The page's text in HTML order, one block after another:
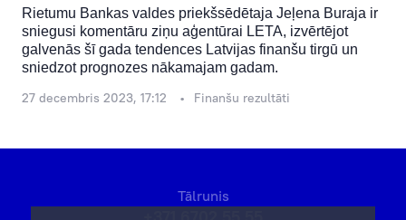
Rietumu Bankas valdes priekšsēdētaja Jeļena Buraja ir
sniegusi komentāru ziņu aģentūrai LETA, izvērtējot
galvenās šī gada tendences Latvijas finanšu tirgū un
sniedzot prognozes nākamajam gadam.
27 decembris 2023, 17:12 Finanšu rezultāti
Tālrunis